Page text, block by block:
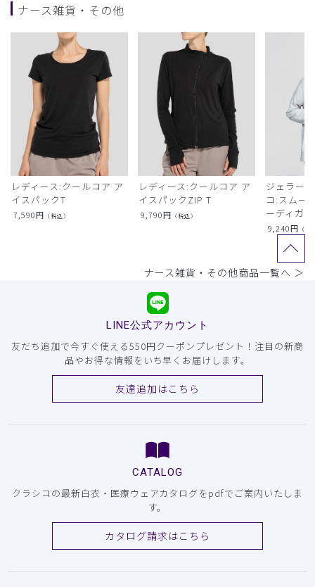
ナース雑貨・その他
レディース:クールコア ア
イスパックT
7,590円 （税込）
レディース:クールコア ア
イスパックZIP T
9,790円 （税込）
ジェラー
コ:スムー
ーディガン
9,240円 （税
ナース雑貨・その他商品一覧へ ＞
LINE公式アカウント
友だち追加で今すぐ使える550円クーポンプレゼント！注目の新商
品やお得な情報をいち早くお届けします。
友達追加はこちら
CATALOG
クラシコの最新白衣・医療ウェアカタログをpdfでご案内いたしま
す。
カタログ請求はこちら